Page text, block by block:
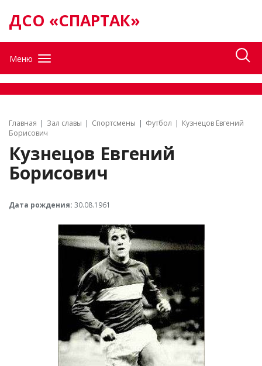
ДСО «СПАРТАК»
Меню
Главная Зал славы Спортсмены Футбол
Кузнецов Евгений
Борисович
Кузнецов Евгений
Борисович
Дата рождения: 30.08.1961